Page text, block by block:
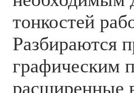
тонкостей
Разбираются
графическим
расширенные